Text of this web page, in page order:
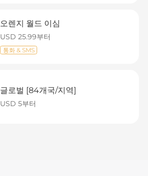
오렌지 월드 이심
USD 25.99부터
통화 & SMS
글로벌 [84개국/지역]
USD 5부터